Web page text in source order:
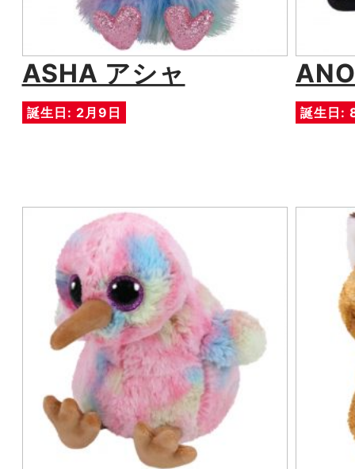
ASHA アシャ
誕生日: 2月9日 誕生日: